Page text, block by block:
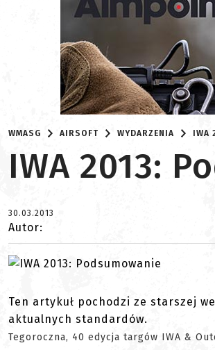
WMASG AIRSOFT WYDARZENIA IWA
IWA 2013:
30.03.2013
Autor:
Ten artykuł pochodzi ze starszej
aktualnych standardów.
Tegoroczna, 40 edycja targów IWA &